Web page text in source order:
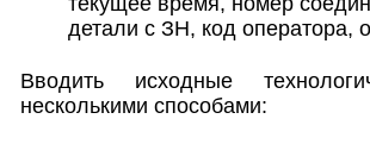
детали с ЗН, код оператора,
Вводить исходные
несколькими способами: